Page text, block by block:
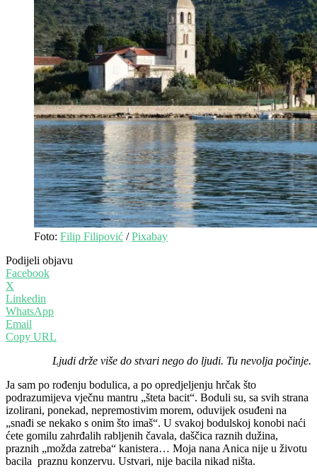
Foto: Filip Filipović /Pixabay
Podijeli objavu
Facebook
X
Linkedin
WhatsApp
Email
Copy URL
Ljudi drže više do stvari nego do ljudi. Tu nevolja počinje.
Ja sam po rođenju bodulica, a po opredjeljenju hrčak što
podrazumijeva vječnu mantru „šteta bacit“. Boduli su, sa svih strana
izolirani, ponekad, nepremostivim morem, oduvijek osuđeni na
„snađi se nekako s onim što imaš“. U svakoj bodulskoj konobi naći
ćete gomilu zahrđalih rabljenih čavala, daščica raznih dužina,
praznih „možda zatreba“ kanistera… Moja nana Anica nije u životu
bacila praznu konzervu. Ustvari, nije bacila nikad ništa.